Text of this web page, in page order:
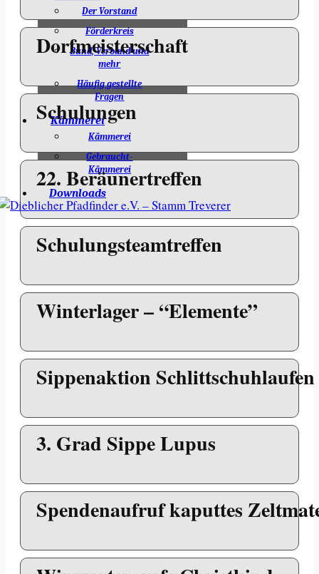
Der Vorstand
Förderkreis
Bund, Verband und
mehr
Häufig gestellte
Fragen
Kämmerei
Kämmerei
Gebraucht-
Kämmerei
Downloads